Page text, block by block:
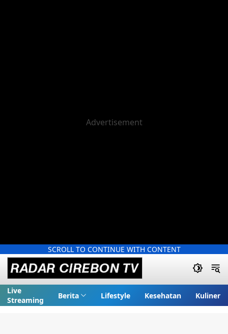
SCROLL TO CONTINUE WITH CONTENT
Live
Streaming
Berita Lifestyle Kesehatan Kuliner